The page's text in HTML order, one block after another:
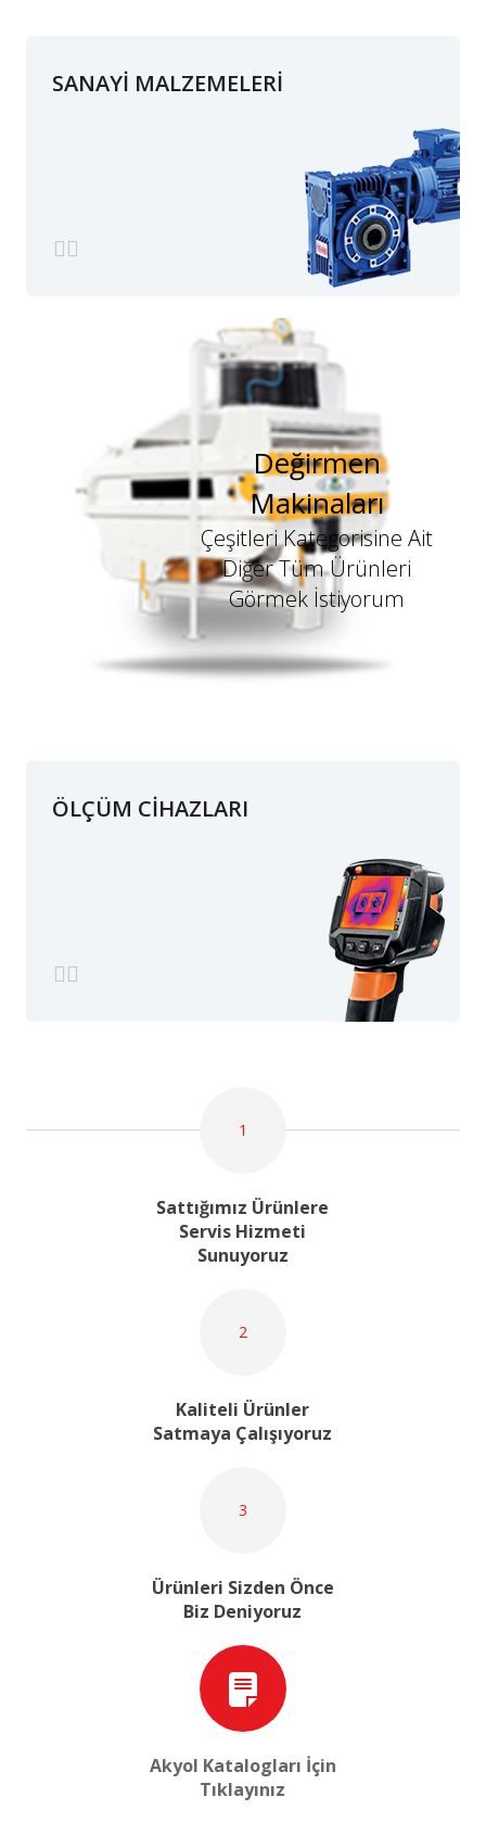
SANAYİ MALZEMELERİ
Değirmen
Makinaları
Çeşitleri Kategorisine Ait
Diğer Tüm Ürünleri
Görmek İstiyorum
ÖLÇÜM CİHAZLARI
1
Sattığımız Ürünlere
Servis Hizmeti
Sunuyoruz
2
Kaliteli Ürünler
Satmaya Çalışıyoruz
3
Ürünleri Sizden Önce
Biz Deniyoruz
Akyol Katalogları İçin
Tıklayınız